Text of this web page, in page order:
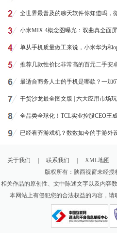
全世界最普及的聊天软件你知道吗，
小米MIX 4概念图曝光：双曲真全面
单从手机质量做工来说，小米华为和
推荐几款性价比非常高的百元二手安
最适合商务人士的手机是哪款？一加
干货沙龙最全图文版 | 六大应用市场
全品类全球化！TCL实业控股CEO王
已经看齐游戏机？数数如今的手游外
关于我们 | 联系我们 | XML地图
版权所有：陕西视窗未经授
相关作品的原创性、文中陈述文字以及内容
本网站上有侵犯您的合法权益的内容，请